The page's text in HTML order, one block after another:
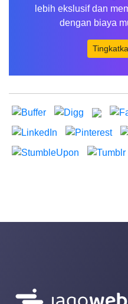
lebih ekslusif dan
dengan biaya